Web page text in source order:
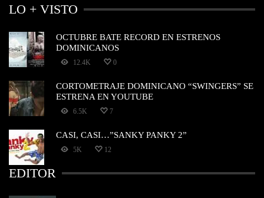
LO + VISTO
OCTUBRE BATE RECORD EN ESTRENOS
DOMINICANOS
12.4K 0
CORTOMETRAJE DOMINICANO “SWINGERS” SE
ESTRENA EN YOUTUBE
6.5K 7
CASI, CASI…”SANKY PANKY 2”
5K 12
EDITOR